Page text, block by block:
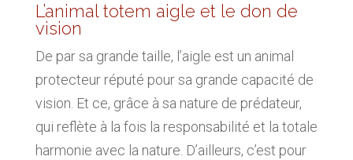
L’animal totem aigle et le don de
vision
De par sa grande taille, l’aigle est un animal
protecteur réputé pour sa grande capacité de
vision. Et ce, grâce à sa nature de prédateur,
qui reflète à la fois la responsabilité et la totale
harmonie avec la nature. D’ailleurs, c’est pour